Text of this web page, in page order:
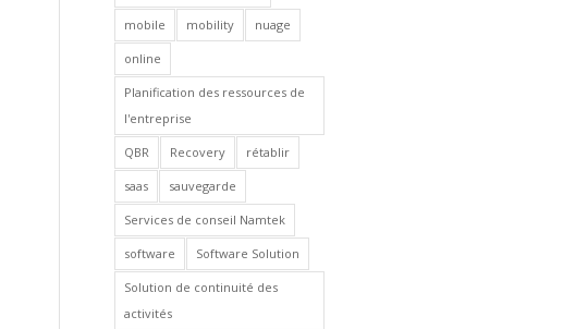
mobile mobility nuage
online
Planification des ressources de
l'entreprise
QBR Recovery rétablir
saas sauvegarde
Services de conseil Namtek
software Software Solution
Solution de continuité des
activités